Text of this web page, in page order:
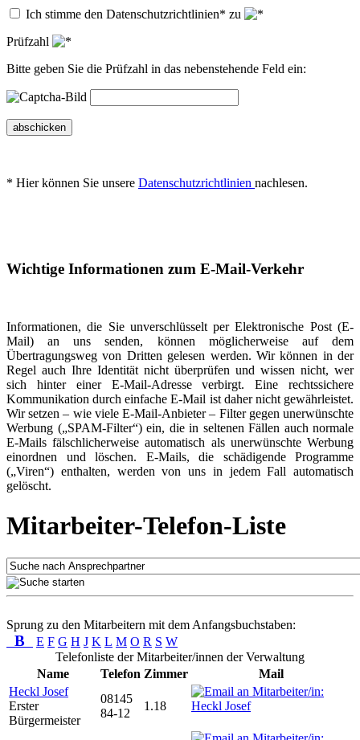
Ich stimme den Datenschutzrichtlinien* zu
Prüfzahl
Bitte geben Sie die Prüfzahl in das nebenstehende Feld ein:
abschicken
* Hier können Sie unsere Datenschutzrichtlinien nachlesen.
Wichtige Informationen zum E-Mail-Verkehr
Informationen, die Sie unverschlüsselt per Elektronische Post (E-
Mail) an uns senden, können möglicherweise auf dem
Übertragungsweg von Dritten gelesen werden. Wir können in der
Regel auch Ihre Identität nicht überprüfen und wissen nicht, wer
sich hinter einer E-Mail-Adresse verbirgt. Eine rechtssichere
Kommunikation durch einfache E-Mail ist daher nicht gewährleistet.
Wir setzen – wie viele E-Mail-Anbieter – Filter gegen unerwünschte
Werbung („SPAM-Filter“) ein, die in seltenen Fällen auch normale
E-Mails fälschlicherweise automatisch als unerwünschte Werbung
einordnen und löschen. E-Mails, die schädigende Programme
(„Viren“) enthalten, werden von uns in jedem Fall automatisch
gelöscht.
Mitarbeiter-Telefon-Liste
Sprung zu den Mitarbeitern mit dem Anfangsbuchstaben:
B E F G H J K L M O R S W
Telefonliste der Mitarbeiter/innen der Verwaltung
Name
Telefon Zimmer
Mail
Heckl Josef
Erster
Bürgermeister
08145
84-12
1.18